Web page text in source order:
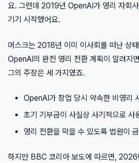
요. 그런데 2019년 OpenAI가 영리 자회
기기 시작했어요.
머스크는 2018년 이미 이사회를 떠난 상
OpenAI의 완전 영리 전환 계획이 알려지
그의 주장은 세 가지였죠.
OpenAI가 창업 당시 약속한 비영리
초기 기부금이 사실상 사기적으로 사
영리 전환을 막을 수 있도록 법원이
하지만 BBC 코리아 보도에 따르면, 2026